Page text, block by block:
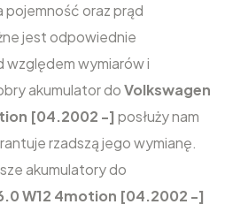
pojemność oraz prąd
jest odpowiednie
wymiarów i
akumulator doVolkswagen
[04.2002 -] posłuży nam
rzadszą jego wymianę.
akumulatory do
W12 4motion [04.2002 -]